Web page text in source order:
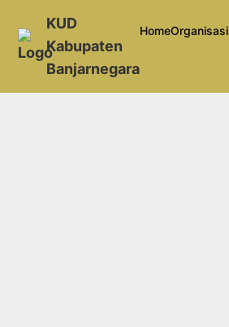
KUD
Kabupaten
Banjarnegara
HomeOrganisasi